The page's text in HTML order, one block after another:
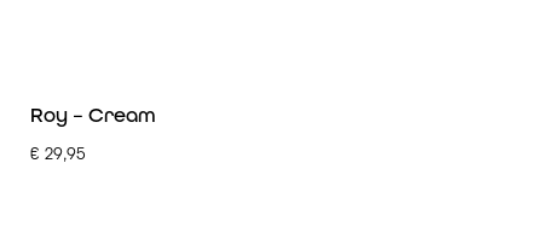
Roy – Cream
€ 29,95